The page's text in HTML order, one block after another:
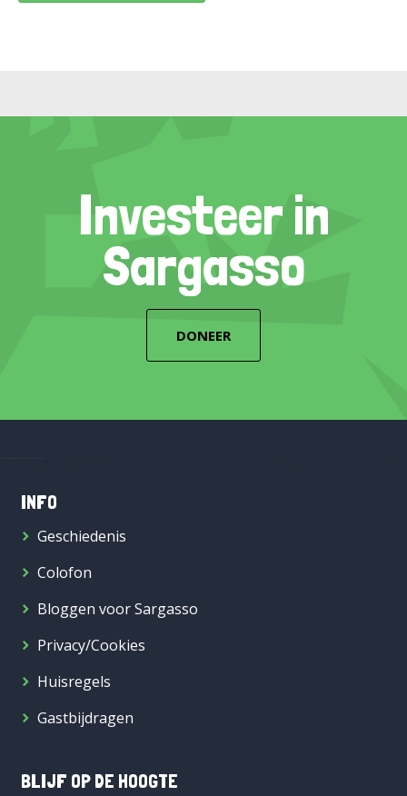
Investeer in
Sargasso
DONEER
INFO
Geschiedenis
Colofon
Bloggen voor Sargasso
Privacy/Cookies
Huisregels
Gastbijdragen
BLIJF OP DE HOOGTE